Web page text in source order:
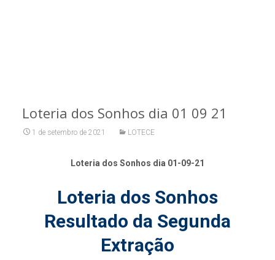
Loteria dos Sonhos dia 01 09 21
1 de setembro de 2021 LOTECE
Loteria dos Sonhos dia 01-09-21
Loteria dos Sonhos
Resultado da Segunda
Extração